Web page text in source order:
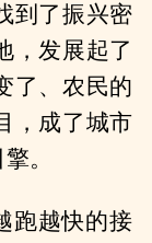
到了振兴密
，发展起了
了、农民的
，成了城市
。
跑越快的接